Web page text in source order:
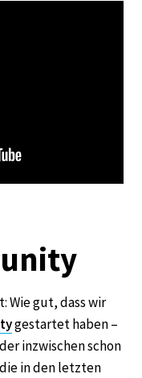
Wie gut, dass wir
gestartet haben –
inzwischen schon
in den letzten